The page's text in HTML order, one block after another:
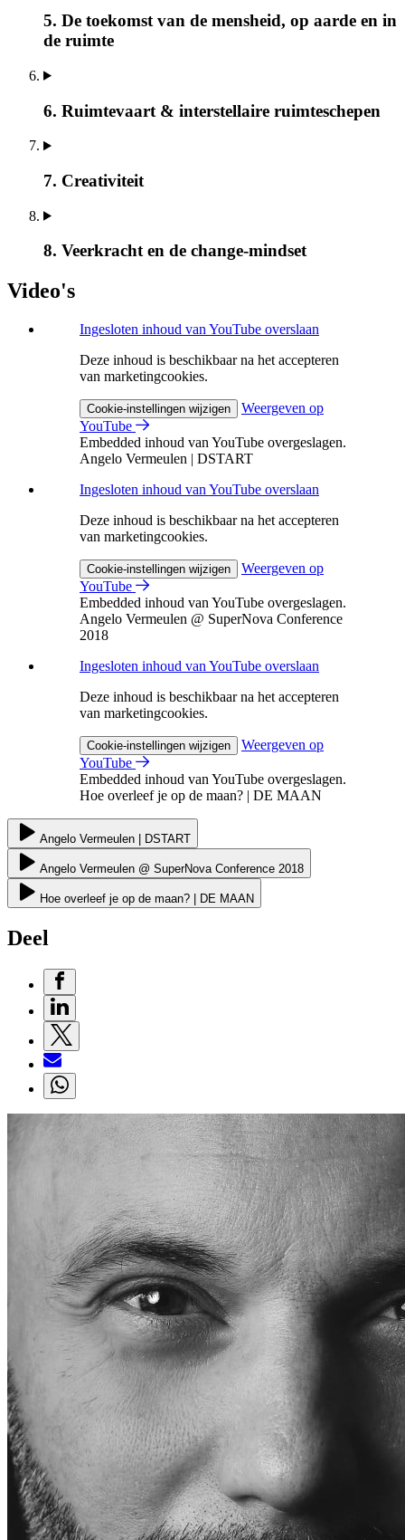
5. De toekomst van de mensheid, op aarde en in
de ruimte
6. Ruimtevaart & interstellaire ruimteschepen
7. Creativiteit
8. Veerkracht en de change-mindset
Video's
Ingesloten inhoud van YouTube overslaan
Deze inhoud is beschikbaar na het accepteren
van marketingcookies.
Cookie-instellingen wijzigen
Weergeven op
YouTube
Embedded inhoud van YouTube overgeslagen.
Angelo Vermeulen | DSTART
Ingesloten inhoud van YouTube overslaan
Deze inhoud is beschikbaar na het accepteren
van marketingcookies.
Cookie-instellingen wijzigen
Weergeven op
YouTube
Embedded inhoud van YouTube overgeslagen.
Angelo Vermeulen @ SuperNova Conference
2018
Ingesloten inhoud van YouTube overslaan
Deze inhoud is beschikbaar na het accepteren
van marketingcookies.
Cookie-instellingen wijzigen
Weergeven op
YouTube
Embedded inhoud van YouTube overgeslagen.
Hoe overleef je op de maan? | DE MAAN
Angelo Vermeulen | DSTART
Angelo Vermeulen @ SuperNova Conference 2018
Hoe overleef je op de maan? | DE MAAN
Deel